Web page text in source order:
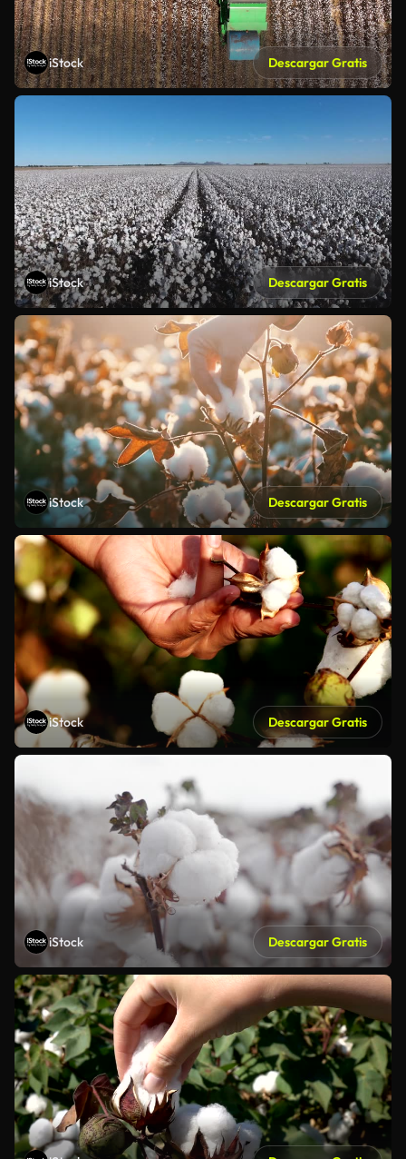
iStock Descargar Gratis
iStock Descargar Gratis
iStock Descargar Gratis
iStock Descargar Gratis
iStock Descargar Gratis